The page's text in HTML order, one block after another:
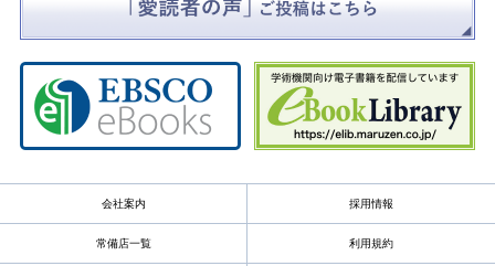
会社案内 採用情報
常備店一覧 利用規約